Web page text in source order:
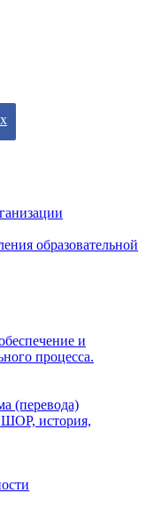
образовательной
и
процесса.
(перевода)
история,